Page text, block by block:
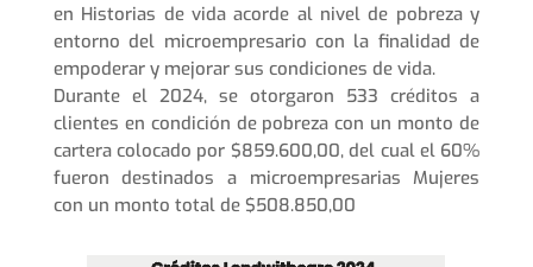
en Historias de vida acorde al nivel de pobreza y
entorno del microempresario con la finalidad de
empoderar y mejorar sus condiciones de vida.
Durante el 2024, se otorgaron 533 créditos a
clientes en condición de pobreza con un monto de
cartera colocado por $859.600,00, del cual el 60%
fueron destinados a microempresarias Mujeres
con un monto total de $508.850,00